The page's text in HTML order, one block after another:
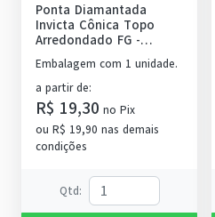
Ponta Diamantada
Invicta Cônica Topo
Arredondado FG -
AMERICAN BURRS
Embalagem com 1 unidade.
a partir de:
R$ 19,30 no Pix
ou R$ 19,90 nas demais
condições
Qtd: